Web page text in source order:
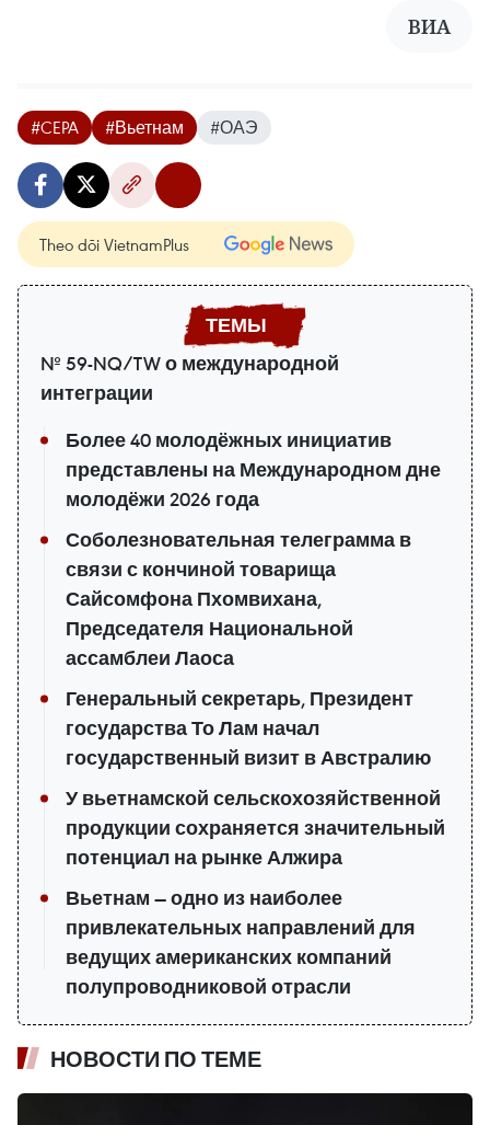
ВИA
#CEPA #Вьетнам #ОАЭ
Theo dõi VietnamPlus
№ 59-NQ/TW о международной
интеграции
Более 40 молодёжных инициатив
представлены на Международном дне
молодёжи 2026 года
Соболезновательная телеграмма в
связи с кончиной товарища
Сайсомфона Пхомвихана,
Председателя Национальной
ассамблеи Лаоса
Генеральный секретарь, Президент
государства То Лам начал
государственный визит в Австралию
У вьетнамской сельскохозяйственной
продукции сохраняется значительный
потенциал на рынке Алжира
Вьетнам — одно из наиболее
привлекательных направлений для
ведущих американских компаний
полупроводниковой отрасли
НОВОСТИ ПО ТЕМЕ